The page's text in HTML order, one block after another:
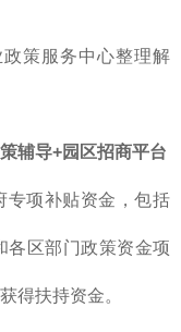
策服务中心整理解
辅导+园区招商平台
专项补贴资金，包括
各区部门政策资金项
得扶持资金。